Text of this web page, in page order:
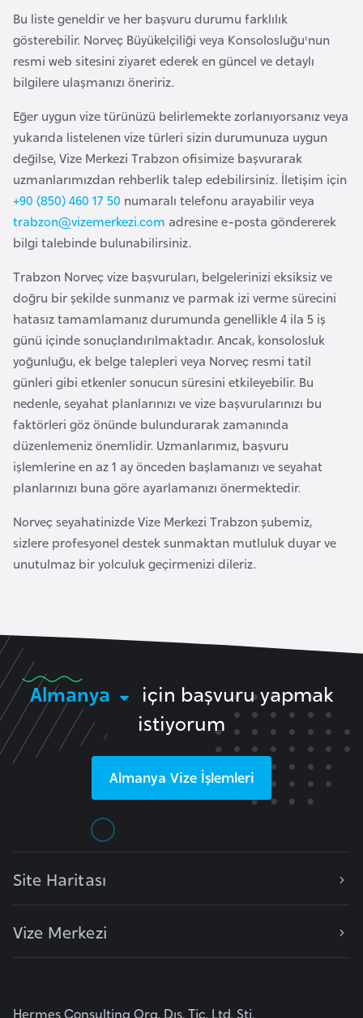
Bu liste geneldir ve her başvuru durumu farklılık
gösterebilir. Norveç Büyükelçiliği veya Konsolosluğu'nun
resmi web sitesini ziyaret ederek en güncel ve detaylı
bilgilere ulaşmanızı öneririz.
Eğer uygun vize türünüzü belirlemekte zorlanıyorsanız veya
yukarıda listelenen vize türleri sizin durumunuza uygun
değilse, Vize Merkezi Trabzon ofisimize başvurarak
uzmanlarımızdan rehberlik talep edebilirsiniz. İletişim için
+90 (850) 460 17 50 numaralı telefonu arayabilir veya
trabzon@vizemerkezi.com adresine e-posta göndererek
bilgi talebinde bulunabilirsiniz.
Trabzon Norveç vize başvuruları, belgelerinizi eksiksiz ve
doğru bir şekilde sunmanız ve parmak izi verme sürecini
hatasız tamamlamanız durumunda genellikle 4 ila 5 iş
günü içinde sonuçlandırılmaktadır. Ancak, konsolosluk
yoğunluğu, ek belge talepleri veya Norveç resmi tatil
günleri gibi etkenler sonucun süresini etkileyebilir. Bu
nedenle, seyahat planlarınızı ve vize başvurularınızı bu
faktörleri göz önünde bulundurarak zamanında
düzenlemeniz önemlidir. Uzmanlarımız, başvuru
işlemlerine en az 1 ay önceden başlamanızı ve seyahat
planlarınızı buna göre ayarlamanızı önermektedir.
Norveç seyahatinizde Vize Merkezi Trabzon şubemiz,
sizlere profesyonel destek sunmaktan mutluluk duyar ve
unutulmaz bir yolculuk geçirmenizi dileriz.
Almanya
için başvuru yapmak
istiyorum
Almanya Vize İşlemleri
Site Haritası
Vize Merkezi
Hermes Consulting Org. Dış. Tic. Ltd. Şti.
Ç
a
d
Ç
e
k
C
u
m
h
u
r
y
e
i
C
e
a
y
i
C
b
u
i
D
i
r